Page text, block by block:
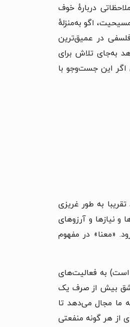
دربارهٔ خوف
اگو به‌منزلهٔ
در عمیق‌ترین
به‌جای تلاش برای
این جست‌وجو با
به طور غریزی
و نیازها و آرزوهای
«معنا» در مفهوم
است) به فعالیت‌های
عشق بیش از صرف یک
ما مجال می‌دهد تا
هر گونه منفعتی